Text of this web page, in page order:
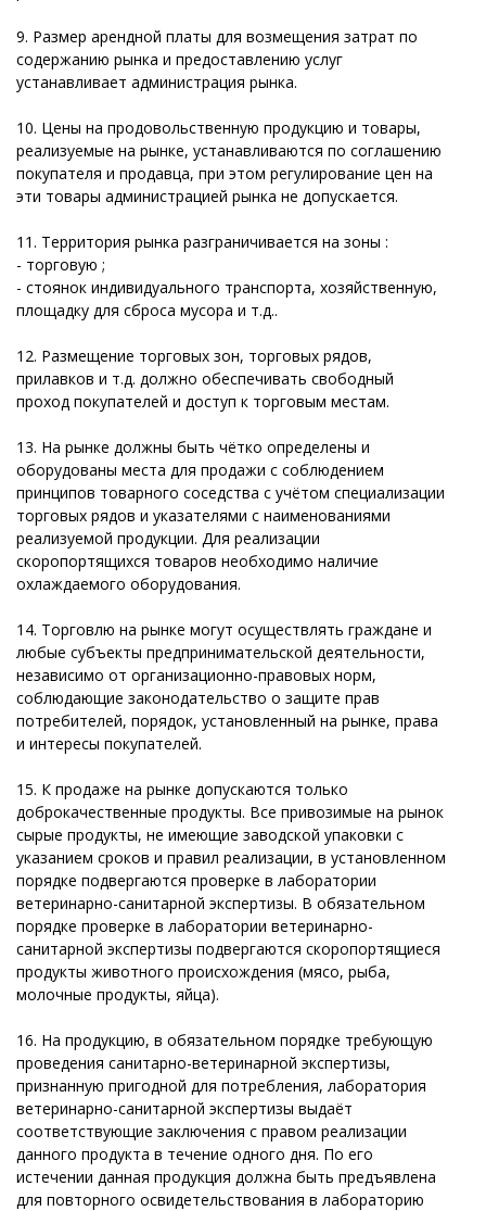
9. Размер арендной платы для возмещения затрат по
содержанию рынка и предоставлению услуг
устанавливает администрация рынка.
10. Цены на продовольственную продукцию и товары,
реализуемые на рынке, устанавливаются по соглашению
покупателя и продавца, при этом регулирование цен на
эти товары администрацией рынка не допускается.
11. Территория рынка разграничивается на зоны :
- торговую ;
- стоянок индивидуального транспорта, хозяйственную,
площадку для сброса мусора и т.д..
12. Размещение торговых зон, торговых рядов,
прилавков и т.д. должно обеспечивать свободный
проход покупателей и доступ к торговым местам.
13. На рынке должны быть чётко определены и
оборудованы места для продажи с соблюдением
принципов товарного соседства с учётом специализации
торговых рядов и указателями с наименованиями
реализуемой продукции. Для реализации
скоропортящихся товаров необходимо наличие
охлаждаемого оборудования.
14. Торговлю на рынке могут осуществлять граждане и
любые субъекты предпринимательской деятельности,
независимо от организационно-правовых норм,
соблюдающие законодательство о защите прав
потребителей, порядок, установленный на рынке, права
и интересы покупателей.
15. К продаже на рынке допускаются только
доброкачественные продукты. Все привозимые на рынок
сырые продукты, не имеющие заводской упаковки с
указанием сроков и правил реализации, в установленном
порядке подвергаются проверке в лаборатории
ветеринарно-санитарной экспертизы. В обязательном
порядке проверке в лаборатории ветеринарно-
санитарной экспертизы подвергаются скоропортящиеся
продукты животного происхождения (мясо, рыба,
молочные продукты, яйца).
16. На продукцию, в обязательном порядке требующую
проведения санитарно-ветеринарной экспертизы,
признанную пригодной для потребления, лаборатория
ветеринарно-санитарной экспертизы выдаёт
соответствующие заключения с правом реализации
данного продукта в течение одного дня. По его
истечении данная продукция должна быть предъявлена
для повторного освидетельствования в лабораторию